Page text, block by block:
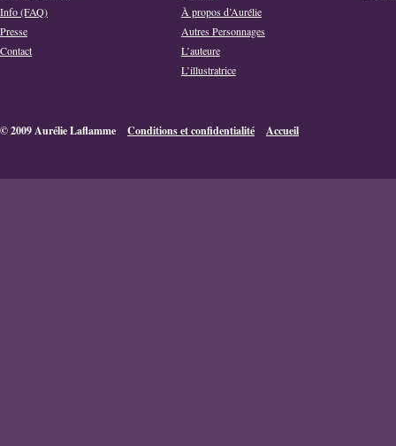
Info (FAQ)
Presse
Contact
À propos d’Aurélie
Autres Personnages
L’auteure
L’illustratrice
© 2009 Aurélie Laflamme Conditions et confidentialité Accueil